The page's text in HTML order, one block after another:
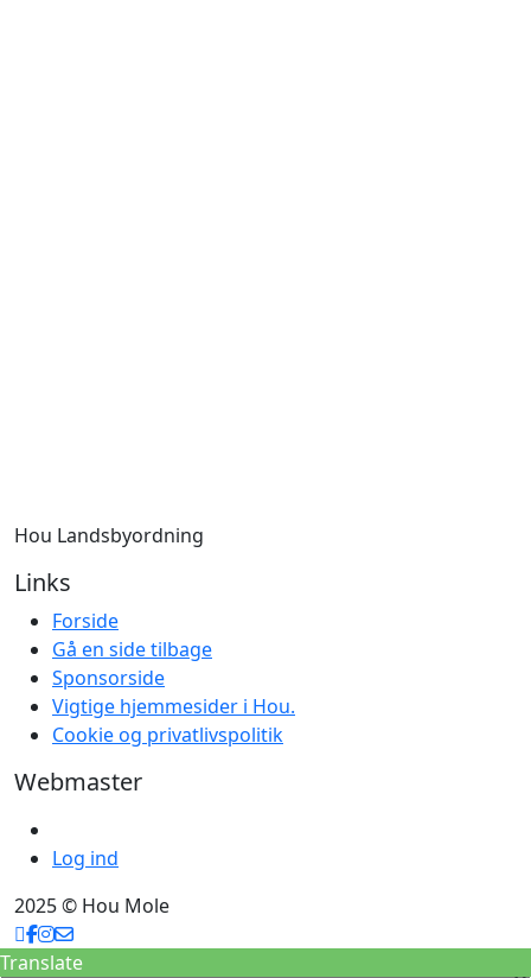
Hou Landsbyordning
Links
Forside
Gå en side tilbage
Sponsorside
Vigtige hjemmesider i Hou.
Cookie og privatlivspolitik
Webmaster
Log ind
2025 © Hou Mole
Translate